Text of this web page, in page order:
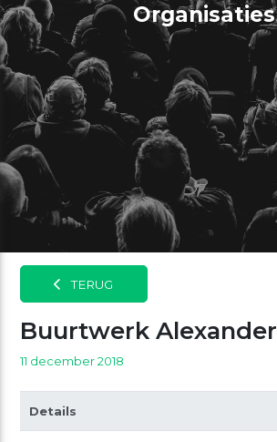
Organisaties
TERUG
Buurtwerk Alexander
11 december 2018
Details